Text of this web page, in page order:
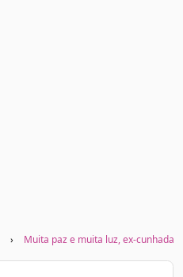
› Muita paz e muita luz, ex-cunhada!